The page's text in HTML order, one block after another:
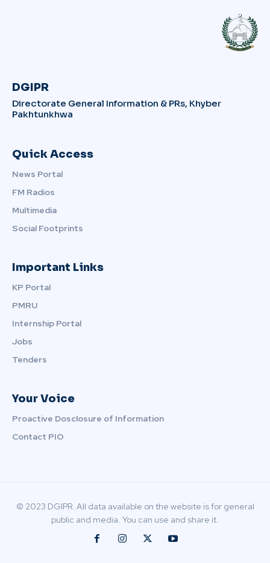
DGIPR
Directorate General Information & PRs, Khyber
Pakhtunkhwa
Quick Access
News Portal
FM Radios
Multimedia
Social Footprints
Important Links
KP Portal
PMRU
Internship Portal
Jobs
Tenders
Your Voice
Proactive Dosclosure of Information
Contact PIO
© 2023 DGIPR. All data available on the website is for general
public and media. You can use and share it.